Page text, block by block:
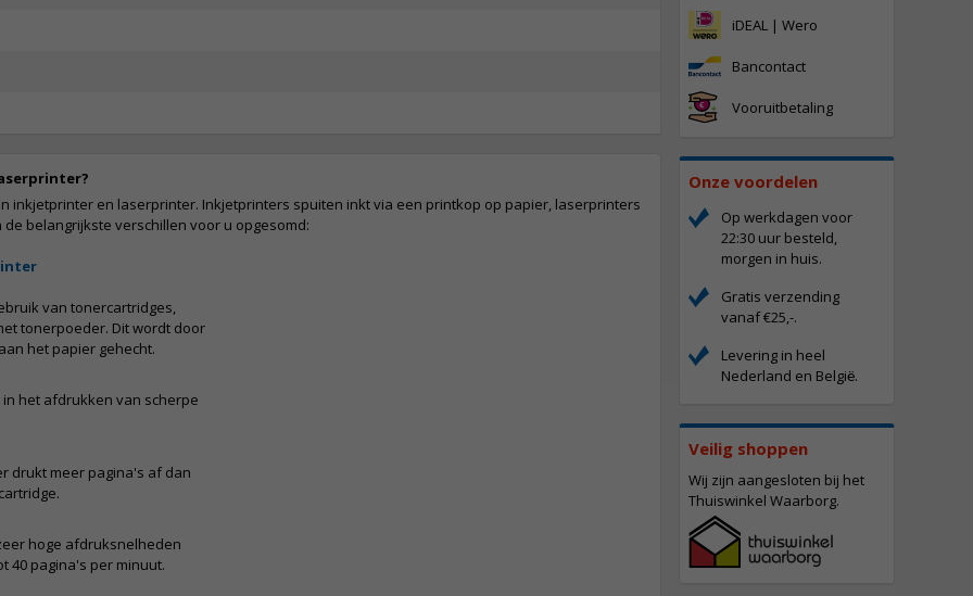
iDEAL | Wero
Bancontact
Vooruitbetaling
Onze voordelen
Op werkdagen voor
22:30 uur besteld,
morgen in huis.
Gratis verzending
vanaf €25,-.
Levering in heel
Nederland en België.
Veilig shoppen
Wij zijn aangesloten bij het
Thuiswinkel Waarborg.
inkjetprinter en laserprinter. Inkjetprinters spuiten inkt via een printkop op papier, laserprinters
belangrijkste verschillen voor u opgesomd:
van tonercartridges,
tonerpoeder. Dit wordt door
het papier gehecht.
in het afdrukken van scherpe
drukt meer pagina's af dan
hoge afdruksnelheden
40 pagina's per minuut.